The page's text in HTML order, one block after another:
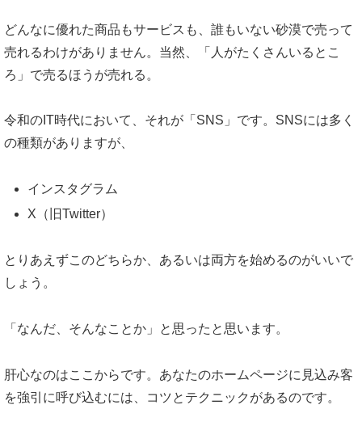
どんなに優れた商品もサービスも、誰もいない砂漠で売って
売れるわけがありません。当然、「人がたくさんいるとこ
ろ」で売るほうが売れる。
令和のIT時代において、それが「SNS」です。SNSには多く
の種類がありますが、
インスタグラム
X（旧Twitter）
とりあえずこのどちらか、あるいは両方を始めるのがいいで
しょう。
「なんだ、そんなことか」と思ったと思います。
肝心なのはここからです。あなたのホームページに見込み客
を強引に呼び込むには、コツとテクニックがあるのです。